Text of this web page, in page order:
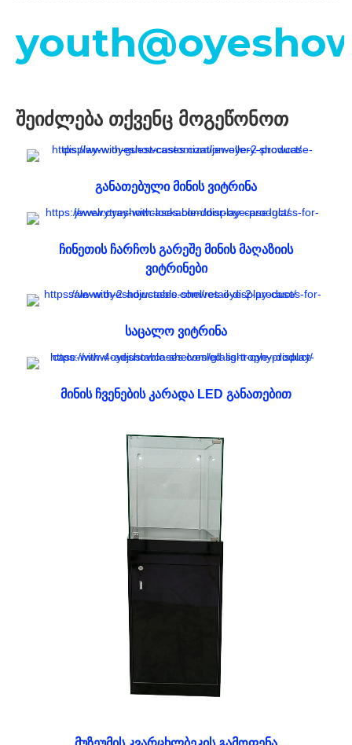
შეიძლება თქვენც მოგეწონოთ
განათებული მინის ვიტრინა
ჩინეთის ჩარჩოს გარეშე მინის მაღაზიის
ვიტრინები
საცალო ვიტრინა
მინის ჩვენების კარადა LED განათებით